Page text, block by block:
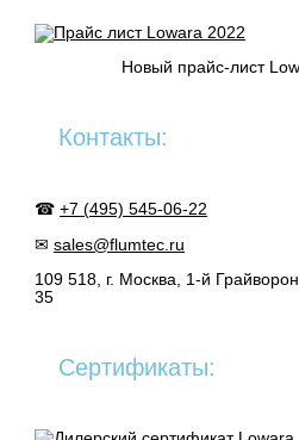
Новый прайс-лист
Контакты:
☎+7 (495) 545-06-22
✉sales@flumtec.ru
109 518, г. Москва, 1-й
35
Сертификаты: